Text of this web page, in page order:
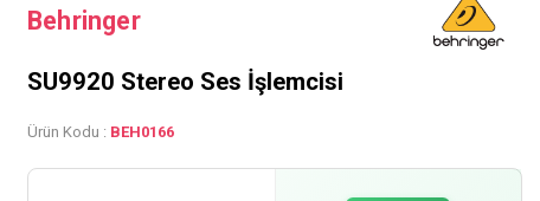
Behringer
SU9920 Stereo Ses İşlemcisi
Ürün Kodu : BEH0166